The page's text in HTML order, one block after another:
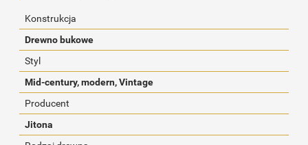
Konstrukcja
Drewno bukowe
Styl
Mid-century, modern, Vintage
Producent
Jitona